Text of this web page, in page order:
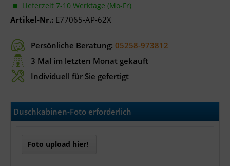
Lieferzeit 7-10 Werktage (Mo-Fr)
Artikel-Nr.: E77065-AP-62X
Persönliche Beratung: 05258-973812
3 Mal im letzten Monat gekauft
Individuell für Sie gefertigt
Duschkabinen-Foto erforderlich
Foto upload hier!